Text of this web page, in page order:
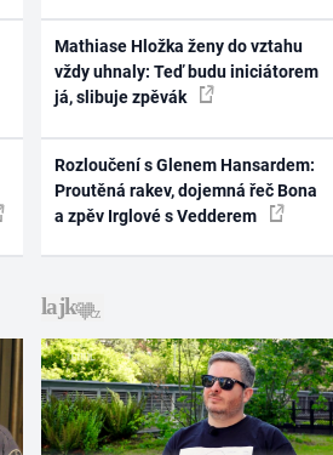
Mathiase Hložka ženy do vztahu
vždy uhnaly: Teď budu iniciátorem
já, slibuje zpěvák
Rozloučení s Glenem Hansardem:
Proutěná rakev, dojemná řeč Bona
a zpěv Irglové s Vedderem